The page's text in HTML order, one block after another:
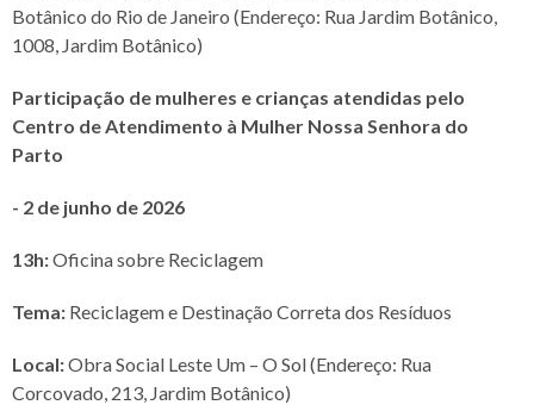
Botânico do Rio de Janeiro (Endereço: Rua Jardim Botânico,
1008, Jardim Botânico)
Participação de mulheres e crianças atendidas pelo
Centro de Atendimento à Mulher Nossa Senhora do
Parto
- 2 de junho de 2026
13h:Oficina sobre Reciclagem
Tema: Reciclagem e Destinação Correta dos Resíduos
Local:Obra Social Leste Um – O Sol (Endereço: Rua
Corcovado, 213, Jardim Botânico)